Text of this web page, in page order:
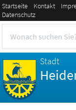
Startseite Kontakt
Datenschutz
Stadt